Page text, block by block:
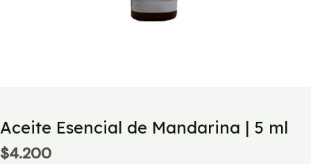
Aceite Esencial de Mandarina | 5 ml
$4.200